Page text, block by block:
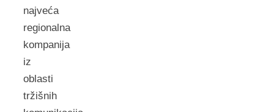
najveća
regionalna
kompanija
iz
oblasti
tržišnih